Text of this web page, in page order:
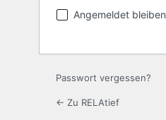
Angemeldet bleiben
Passwort vergessen?
← Zu RELAtief